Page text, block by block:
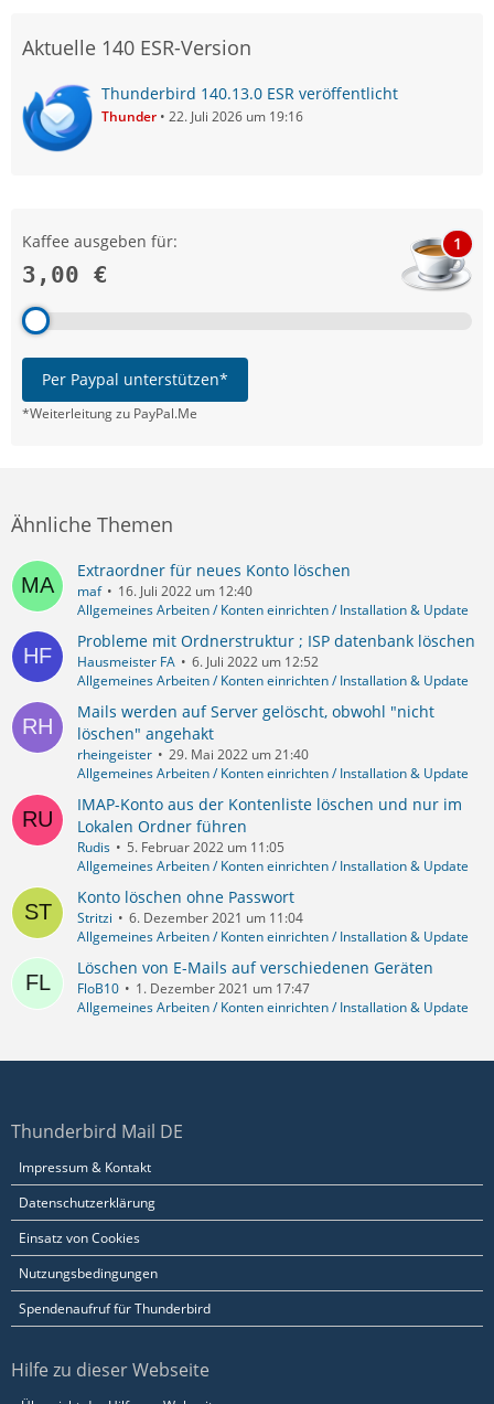
Aktuelle 140 ESR-Version
Thunderbird 140.13.0 ESR veröffentlicht
Thunder 22. Juli 2026 um 19:16
Kaffee ausgeben für:
3,00 €
1
Per Paypal unterstützen*
*Weiterleitung zu PayPal.Me
Ähnliche Themen
Extraordner für neues Konto löschen
maf
16. Juli 2022 um 12:40
Allgemeines Arbeiten / Konten einrichten / Installation & Update
Probleme mit Ordnerstruktur ; ISP datenbank löschen
Hausmeister FA
6. Juli 2022 um 12:52
Allgemeines Arbeiten / Konten einrichten / Installation & Update
Mails werden auf Server gelöscht, obwohl "nicht
löschen" angehakt
rheingeister
29. Mai 2022 um 21:40
Allgemeines Arbeiten / Konten einrichten / Installation & Update
IMAP-Konto aus der Kontenliste löschen und nur im
Lokalen Ordner führen
Rudis
5. Februar 2022 um 11:05
Allgemeines Arbeiten / Konten einrichten / Installation & Update
Konto löschen ohne Passwort
Stritzi
6. Dezember 2021 um 11:04
Allgemeines Arbeiten / Konten einrichten / Installation & Update
Löschen von E-Mails auf verschiedenen Geräten
FloB10
1. Dezember 2021 um 17:47
Allgemeines Arbeiten / Konten einrichten / Installation & Update
Thunderbird Mail DE
Impressum & Kontakt
Datenschutzerklärung
Einsatz von Cookies
Nutzungsbedingungen
Spendenaufruf für Thunderbird
Hilfe zu dieser Webseite